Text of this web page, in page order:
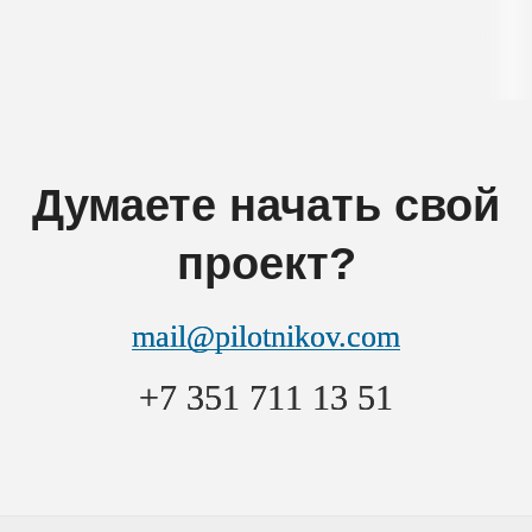
Думаете начать свой
проект?
mail@pilotnikov.com
+7 351 711 13 51